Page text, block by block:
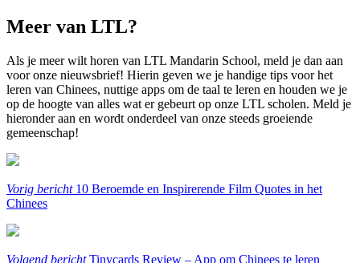
Meer van LTL?
Als je meer wilt horen van LTL Mandarin School, meld je dan aan
voor onze nieuwsbrief! Hierin geven we je handige tips voor het
leren van Chinees, nuttige apps om de taal te leren en houden we je
op de hoogte van alles wat er gebeurt op onze LTL scholen. Meld je
hieronder aan en wordt onderdeel van onze steeds groeiende
gemeenschap!
Vorig bericht10 Beroemde en Inspirerende Film Quotes in het
Chinees
Volgend berichtTinycards Review – App om Chinees te leren